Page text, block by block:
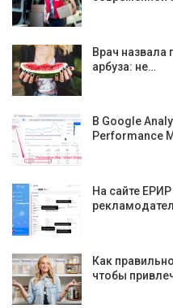
Врач назвала
арбуза: не…
В Google
Performance
На сайте
Как
чтобы